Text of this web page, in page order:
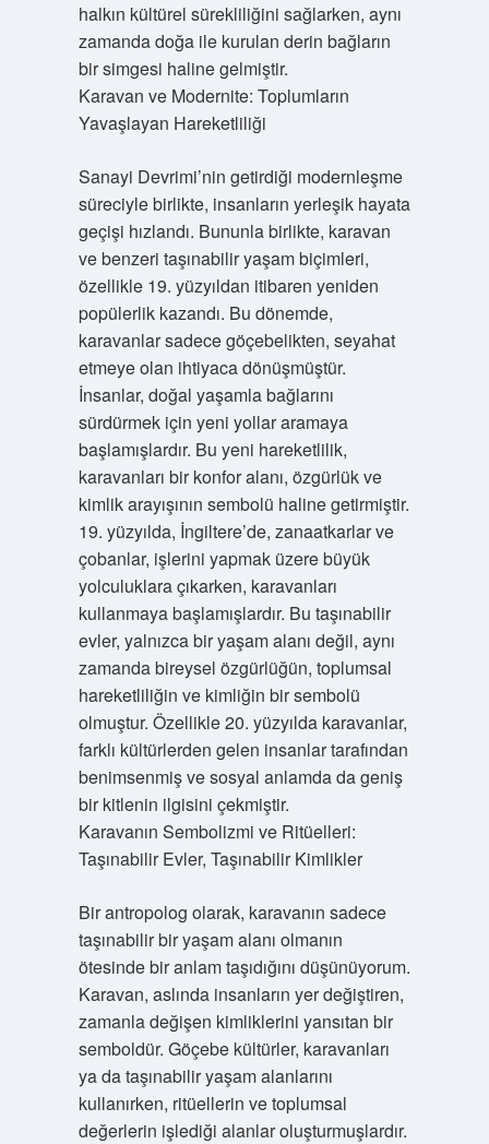
halkın kültürel sürekliliğini sağlarken, aynı
zamanda doğa ile kurulan derin bağların
bir simgesi haline gelmiştir.
Karavan ve Modernite: Toplumların
Yavaşlayan Hareketliliği
Sanayi Devrimi’nin getirdiği modernleşme
süreciyle birlikte, insanların yerleşik hayata
geçişi hızlandı. Bununla birlikte, karavan
ve benzeri taşınabilir yaşam biçimleri,
özellikle 19. yüzyıldan itibaren yeniden
popülerlik kazandı. Bu dönemde,
karavanlar sadece göçebelikten, seyahat
etmeye olan ihtiyaca dönüşmüştür.
İnsanlar, doğal yaşamla bağlarını
sürdürmek için yeni yollar aramaya
başlamışlardır. Bu yeni hareketlilik,
karavanları bir konfor alanı, özgürlük ve
kimlik arayışının sembolü haline getirmiştir.
19. yüzyılda, İngiltere’de, zanaatkarlar ve
çobanlar, işlerini yapmak üzere büyük
yolculuklara çıkarken, karavanları
kullanmaya başlamışlardır. Bu taşınabilir
evler, yalnızca bir yaşam alanı değil, aynı
zamanda bireysel özgürlüğün, toplumsal
hareketliliğin ve kimliğin bir sembolü
olmuştur. Özellikle 20. yüzyılda karavanlar,
farklı kültürlerden gelen insanlar tarafından
benimsenmiş ve sosyal anlamda da geniş
bir kitlenin ilgisini çekmiştir.
Karavanın Sembolizmi ve Ritüelleri:
Taşınabilir Evler, Taşınabilir Kimlikler
Bir antropolog olarak, karavanın sadece
taşınabilir bir yaşam alanı olmanın
ötesinde bir anlam taşıdığını düşünüyorum.
Karavan, aslında insanların yer değiştiren,
zamanla değişen kimliklerini yansıtan bir
semboldür. Göçebe kültürler, karavanları
ya da taşınabilir yaşam alanlarını
kullanırken, ritüellerin ve toplumsal
değerlerin işlediği alanlar oluşturmuşlardır.